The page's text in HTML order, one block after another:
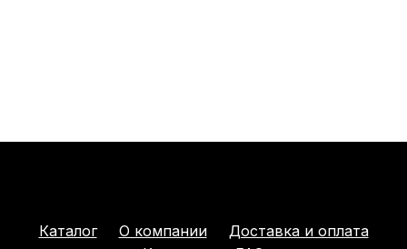
Каталог О компании
Доставка и оплата